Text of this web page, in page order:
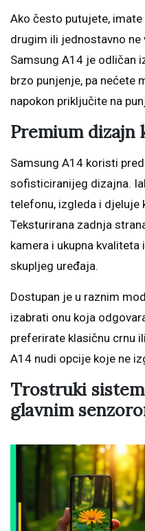
Ako često putujete,
drugim ili jednostavno
Samsung A14 je odličan
brzo punjenje, pa nećete
napokon priključite na
Premium dizajn
Samsung A14 koristi
sofisticiranijeg dizajna.
telefonu, izgleda i djeluje
Teksturirana zadnja
kamera i ukupna
skupljeg uređaja.
Dostupan je u raznim
izabrati onu koja
preferirate klasičnu crnu
A14 nudi opcije koje ne
Trostruki
glavnim